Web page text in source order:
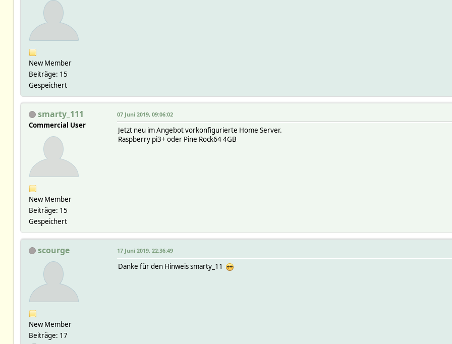
New Member
Beiträge: 15
Gespeichert
smarty_111
Commercial User
New Member
Beiträge: 15
Gespeichert
07 Juni 2019, 09:06:02
Jetzt neu im Angebot vorkonfigurierte Home Server.
Raspberry pi3+ oder Pine Rock64 4GB
scourge
New Member
Beiträge: 17
17 Juni 2019, 22:36:49
Danke für den Hinweis smarty_11